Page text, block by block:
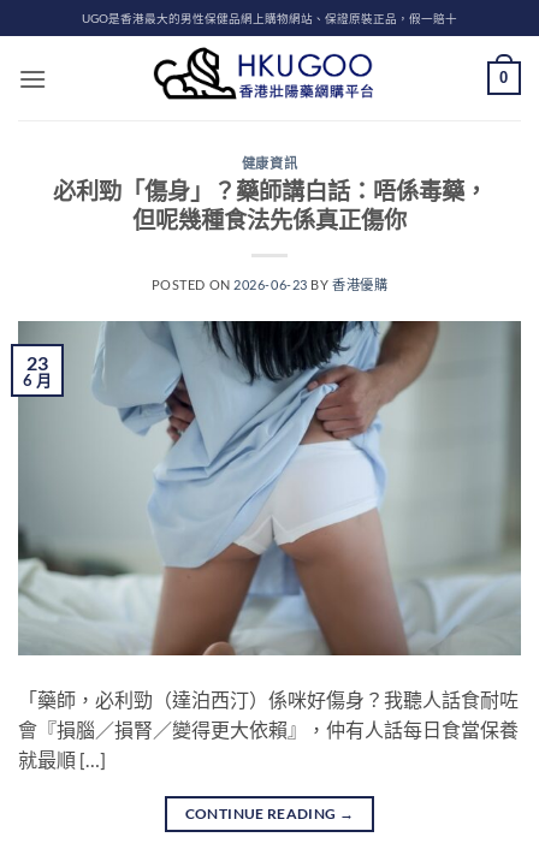
to
content
UGO是香港最大的男性保健品網上購物網站、保證原裝正品，假一賠十
0
健康資訊
必利勁「傷身」？藥師講白話：唔係毒藥，
但呢幾種食法先係真正傷你
POSTED ON 2026-06-23 BY香港優購
23
6 月
「藥師，必利勁（達泊西汀）係咪好傷身？我聽人話食耐咗
會『損腦／損腎／變得更大依賴』，仲有人話每日食當保養
就最順 […]
CONTINUE READING →